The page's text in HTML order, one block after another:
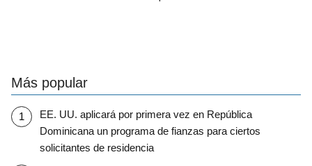
Más popular
EE. UU. aplicará por primera vez en República
Dominicana un programa de fianzas para ciertos
solicitantes de residencia